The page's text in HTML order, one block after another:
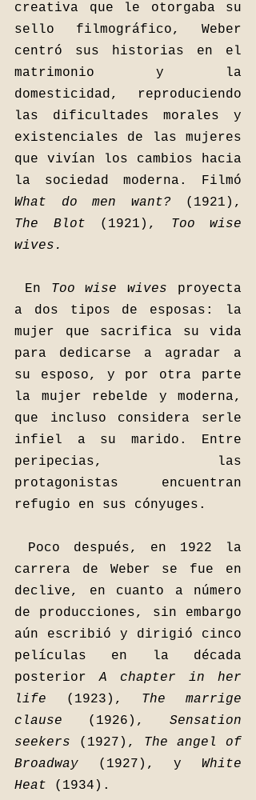
creativa que le otorgaba su
sello filmográfico, Weber
centró sus historias en el
matrimonio y la
domesticidad, reproduciendo
las dificultades morales y
existenciales de las mujeres
que vivían los cambios hacia
What do men want?
The Blot
(1921), Too wise
wives.
En Too wise wives proyecta
a dos tipos de esposas: la
mujer que sacrifica su vida
para dedicarse a agradar a
su esposo, y por otra parte
la mujer rebelde y moderna,
que incluso considera serle
infiel a su marido. Entre
peripecias, las
protagonistas encuentran
refugio en sus cónyuges.
Poco después, en 1922 la
carrera de Weber se fue en
declive, en cuanto a número
de producciones, sin embargo
aún escribió y dirigió cinco
películas en la década
posterior A chapter in her
life
(1923), The marrige
clause
(1926), Sensation
seekers
(1927), The angel of
Broadway (1927), y White
Heat
(1934).